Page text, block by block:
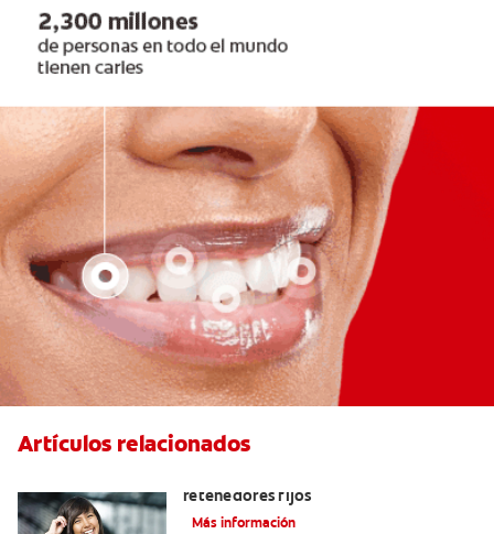
Artículos relacionados
retenedores fijos
Más información